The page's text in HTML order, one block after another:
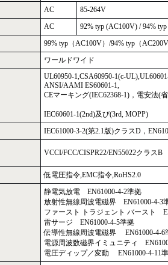
AC
85-264V
AC
92% typ (AC100V) / 94%
99% typ（AC100V）/94% typ（
ワールドワイド
UL60950-1,CSA60950-1(c-
ANSI/AAMI ES60601-1,
CEマーキング(IEC62368-1)，電安法(
IEC60601-1(2nd)及び(3rd, MOPP)
IEC61000-3-2(第2.1版)クラスD，
VCCI/FCC/CISPR22/EN55022クラス
低電圧指令,EMC指令,RoHS2.0
静電気放電 EN61000-4-2準拠
放射性無線周波電磁界 EN61000-4-3
ファースト トラジェント バースト
雷サージ EN61000-4-5準拠
伝導性無線周波電磁界 EN61000-4-6
電源周波数磁界イミュニティ
電圧ディップ／変動 EN61000-4-11